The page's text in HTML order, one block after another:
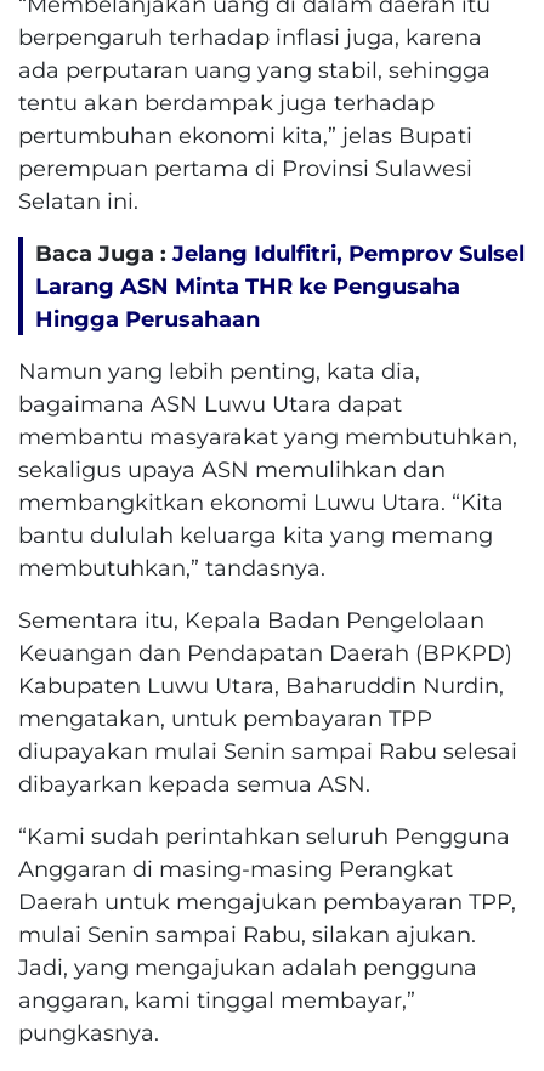
berpengaruh terhadap inflasi juga, karena
ada perputaran uang yang stabil, sehingga
tentu akan berdampak juga terhadap
pertumbuhan ekonomi kita,” jelas Bupati
perempuan pertama di Provinsi Sulawesi
Selatan ini.
Baca Juga : Jelang Idulfitri, Pemprov Sulsel
Larang ASN Minta THR ke Pengusaha
Hingga Perusahaan
Namun yang lebih penting, kata dia,
bagaimana ASN Luwu Utara dapat
membantu masyarakat yang membutuhkan,
sekaligus upaya ASN memulihkan dan
membangkitkan ekonomi Luwu Utara. “Kita
bantu dululah keluarga kita yang memang
membutuhkan,” tandasnya.
Sementara itu, Kepala Badan Pengelolaan
Keuangan dan Pendapatan Daerah (BPKPD)
Kabupaten Luwu Utara, Baharuddin Nurdin,
mengatakan, untuk pembayaran TPP
diupayakan mulai Senin sampai Rabu selesai
dibayarkan kepada semua ASN.
“Kami sudah perintahkan seluruh Pengguna
Anggaran di masing-masing Perangkat
Daerah untuk mengajukan pembayaran TPP,
mulai Senin sampai Rabu, silakan ajukan.
Jadi, yang mengajukan adalah pengguna
anggaran, kami tinggal membayar,”
pungkasnya.